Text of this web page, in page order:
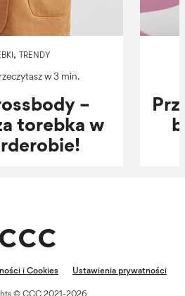
, TRENDY
w 3 min.
–
torebka w
i Cookies Ustawienia prywatności
© CCC 2021-2026